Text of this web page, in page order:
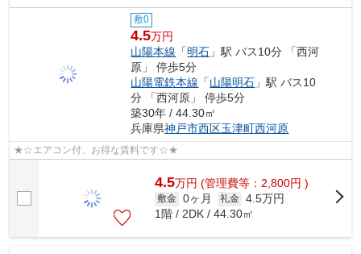
敷0
4.5万円
山陽本線 「明石 」駅 バス10分 「西河
原」 停歩5分
山陽電鉄本線 「山陽明石 」駅 バス10
分 「西河原」 停歩5分
築30年 / 44.30㎡
兵庫県神戸市西区玉津町西河原
★☆エアコン付、お得な賃料です☆★
4.5万円 (管理費等：2,800円 )
敷金 0ヶ月 礼金 4.5万円
1階 / 2DK / 44.30㎡